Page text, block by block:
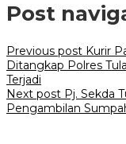
Post
Previous post Kurir
Ditangkap Polres
Terjadi
Next post Pj. Sekda
Pengambilan